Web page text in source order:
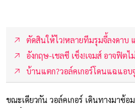
ตัดสินให้ไว!หลายทีมรุมจี้ลงดา
อังกฤษ-เชลซี เซ็ง!เจมส์ อาจฟิต
บ้านแตก?วอล์คเกอร์โดนแฉแอ
ขณะเดียวกัน วอล์คเกอร์ เดินทางมาซ้